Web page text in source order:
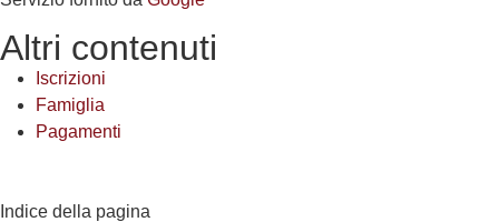
Altri contenuti
Iscrizioni
Famiglia
Pagamenti
Indice della pagina